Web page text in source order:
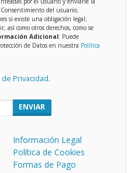
del usuario;
si existe una obligación legal;
así como otros derechos, como se
Adicional: Puede
de Datos en nuestra Política
Privacidad.
ENVIAR
Información Legal
Política de Cookies
Formas de Pago